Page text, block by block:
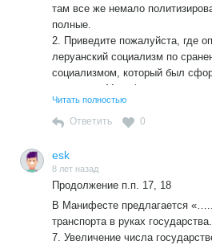
там все же немало
полные.
2. Приведите пожалуйста, где
леруанский социализм по
социализмом, который был
написания Манифеста.
3. Когда Маркс писапл свои
было только 26 лет и язык был
«социализм» и к нему не
изменению производстьвенных
5. Суть обновленного
сформулирована и критиковать
методологически неверно. Вот и
существу, а не про черных
Читать полностью
Ответить 0
esk
8 лет назад
Продолжение п.п. 17, 18
В Манифесте предлагается
транспорта в руках государства.
7. Увеличение числа